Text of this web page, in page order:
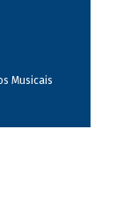
Musicais